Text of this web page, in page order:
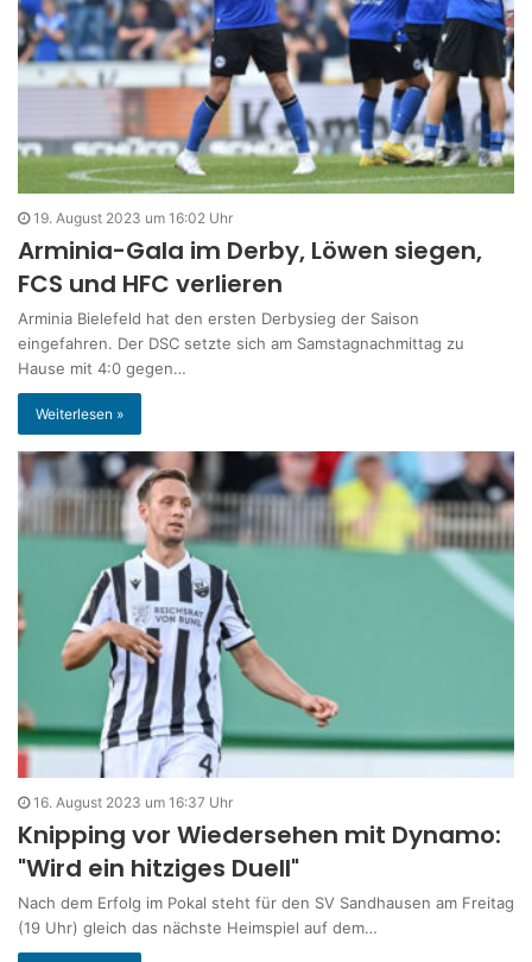
19. August 2023 um 16:02 Uhr
Arminia-Gala im Derby, Löwen siegen,
FCS und HFC verlieren
Arminia Bielefeld hat den ersten Derbysieg der Saison
eingefahren. Der DSC setzte sich am Samstagnachmittag zu
Hause mit 4:0 gegen…
Weiterlesen »
16. August 2023 um 16:37 Uhr
Knipping vor Wiedersehen mit Dynamo:
"Wird ein hitziges Duell"
Nach dem Erfolg im Pokal steht für den SV Sandhausen am Freitag
(19 Uhr) gleich das nächste Heimspiel auf dem…